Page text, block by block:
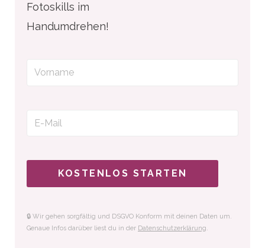
Fotoskills im
Handumdrehen!
KOSTENLOS STARTEN
🔒 Wir gehen sorgfältig und DSGVO Konform mit deinen Daten um.
Genaue Infos darüber liest du in der Datenschutzerklärung.